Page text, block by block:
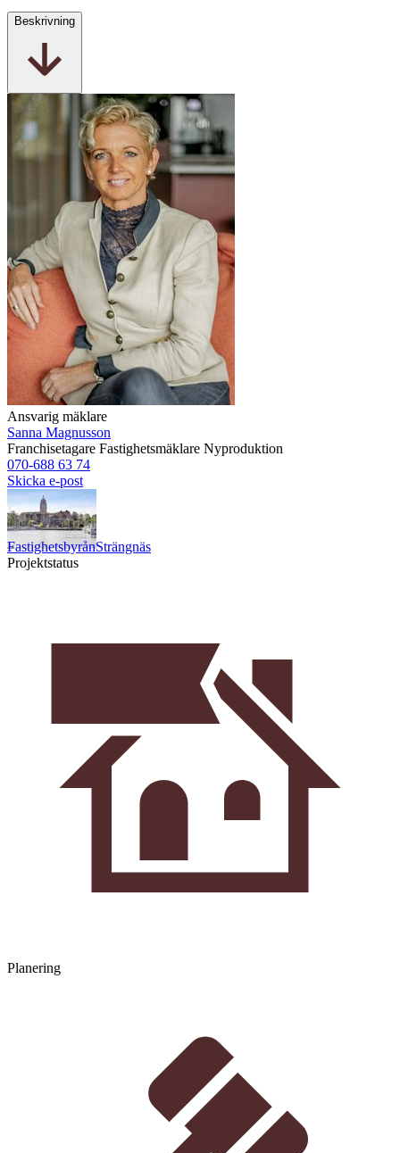
Beskrivning
Ansvarig mäklare
Sanna Magnusson
Franchisetagare Fastighetsmäklare Nyproduktion
070-688 63 74
Skicka e-post
FastighetsbyrånSträngnäs
Projektstatus
Planering